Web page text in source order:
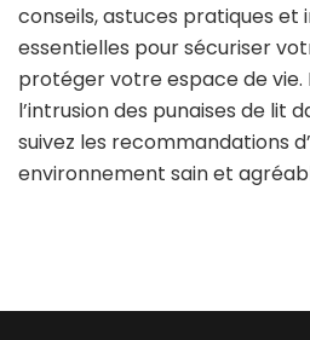
conseils, astuces pratiques et
essentielles pour sécuriser
protéger votre espace de vie.
l’intrusion des punaises de lit
suivez les recommandations
environnement sain et